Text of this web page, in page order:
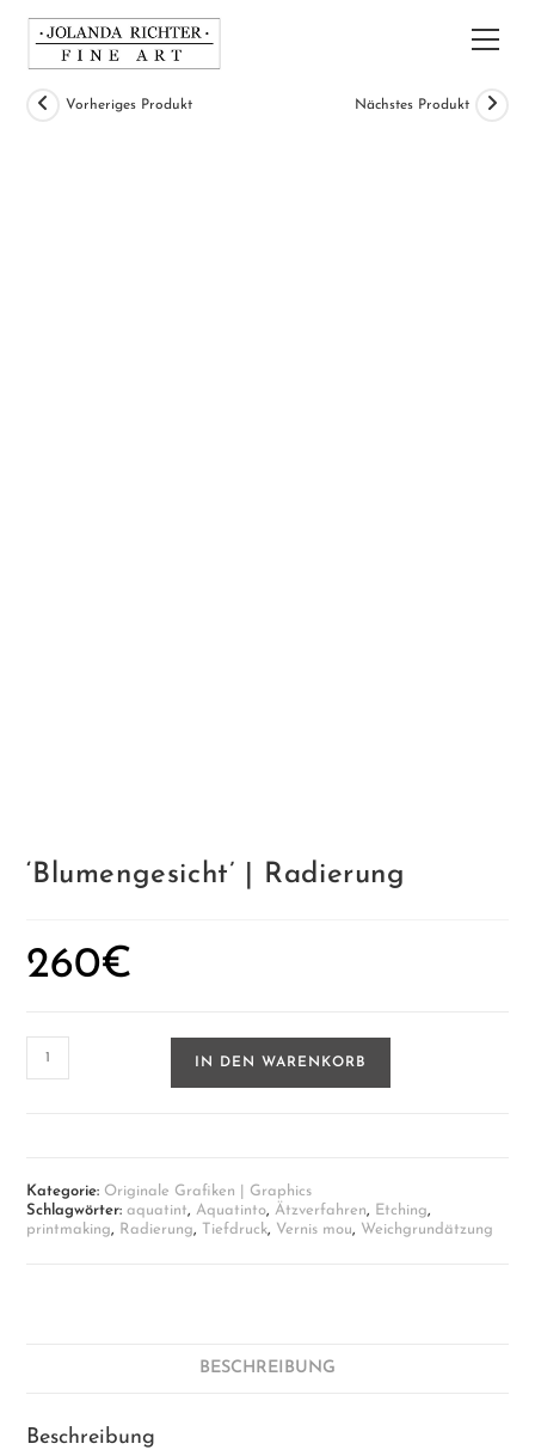
Inhalt
springen
Vorheriges Produkt Nächstes Produkt
‘Blumengesicht’ | Radierung
260€
IN DEN WARENKORB
Kategorie: Originale Grafiken | Graphics
Schlagwörter:aquatint,Aquatinto,Ätzverfahren, Etching,
printmaking, Radierung, Tiefdruck, Vernis mou, Weichgrundätzung
BESCHREIBUNG
Beschreibung